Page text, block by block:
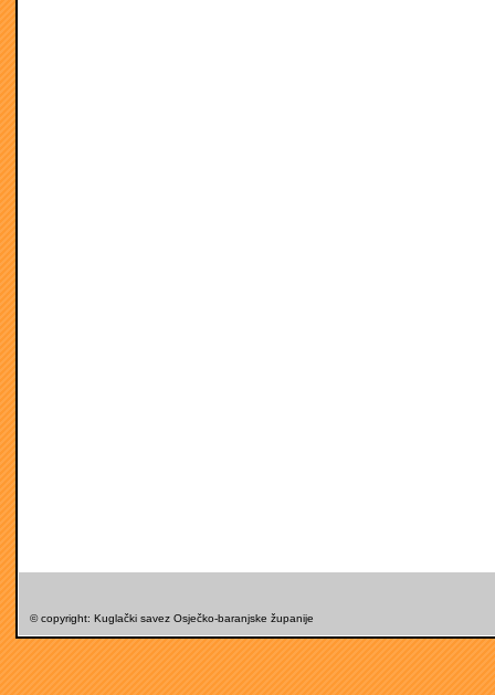
© copyright: Kuglački savez Osječko-baranjske županije